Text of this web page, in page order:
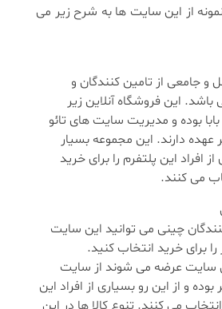
از این سایت ها به شرح زیر می
و جامعی از تامین کنندگان و
این فروشگاه آنلاین زیر
بوده و مدیریت سایت های تائو
عهده دارند. این مجموعه بسیار
افراد این پلتفرم را برای خرید
می کنند.
چینی می توانید این سایت
برای خرید انتخاب کنید.
سایت عرضه می شوند از سایت
بوده و از این رو بسیاری از افراد این